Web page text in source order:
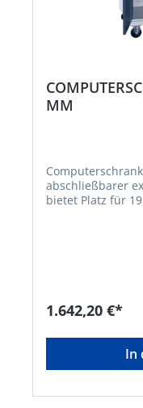
MM
abschließbarer
bietet Platz für 19 Zoll-TFT-Monitore • Fahrbar,
1.642,20 €*
In